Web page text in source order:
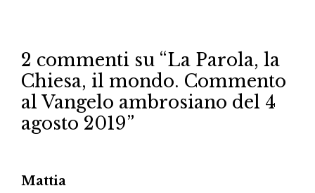
2 commenti su “La Parola, la
Chiesa, il mondo. Commento
al Vangelo ambrosiano del 4
agosto 2019”
Mattia